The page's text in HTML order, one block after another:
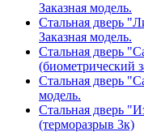
Заказная модель.
Стальная дверь
Заказная модель.
Стальная дверь
(биометрический
Стальная дверь
модель.
Стальная дверь
(терморазрыв 3к)